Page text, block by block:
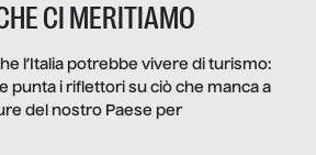
CI MERITIAMO
l’Italia potrebbe vivere di turismo:
punta i riflettori su ciò che manca a
del nostro Paese per